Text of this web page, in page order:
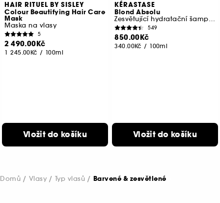
HAIR RITUEL BY SISLEY
Colour Beautifying Hair Care
Mask
Maska na vlasy
5
2 490.00Kč
1 245.00Kč / 100ml
Vložit do košíku
KÉRASTASE
Blond Absolu
Zesvětující hydratační šampon.
549
850.00Kč
340.00Kč / 100ml
Vložit do košíku
Domů Vlasy Typ vlasů Barvené & zesvětlené